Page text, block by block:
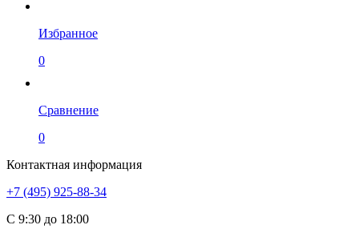
Избранное
0
Сравнение
0
Контактная информация
+7 (495) 925-88-34
С 9:30 до 18:00